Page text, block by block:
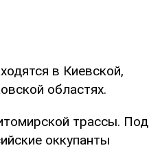
в Киевской,
областях.
трассы. Под
оккупанты